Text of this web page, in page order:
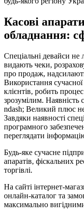
Касові
обладнання:
Спеціальні девайси
видають чеки,
про продаж,
Використання
клієнтів, робить
зрозумілим. Наявність
ndash; Великий плюс не
Завдяки наявності
програмного
переглядати
Будь-яке сучасне
апаратів, фіскальних
торгівлі.
На сайті інтернет-
онлайн-каталог та
максимально